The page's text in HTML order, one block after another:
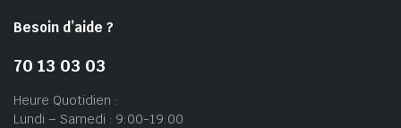
Besoin d’aide ?
70 13 03 03
Heure Quotidien :
Lundi – Samedi : 9:00-19:00